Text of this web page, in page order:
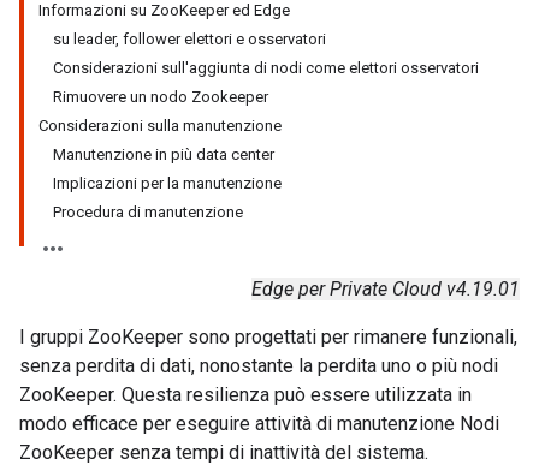
Informazioni su ZooKeeper ed Edge
su leader, follower elettori e osservatori
Considerazioni sull'aggiunta di nodi come elettori osservatori
Rimuovere un nodo Zookeeper
Considerazioni sulla manutenzione
Manutenzione in più data center
Implicazioni per la manutenzione
Procedura di manutenzione
Edge per Private Cloud v4.19.01
I gruppi ZooKeeper sono progettati per rimanere funzionali,
senza perdita di dati, nonostante la perdita uno o più nodi
ZooKeeper. Questa resilienza può essere utilizzata in
modo efficace per eseguire attività di manutenzione Nodi
ZooKeeper senza tempi di inattività del sistema.